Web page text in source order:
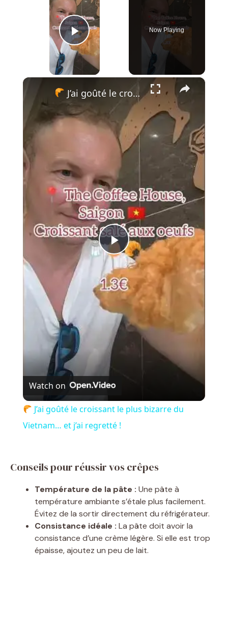
Play Video
Now Playing
×
P
l
a
y
i
e
o
J’ai goûté le croissant le plus bizarre du Vietnam… et j’ai regretté !
Watch on
J’ai goûté le croissant le plus bizarre du
Vietnam… et j’ai regretté !
Conseils pour réussir vos crêpes
Température de la pâte : Une pâte à
température ambiante s’étale plus facilement.
Évitez de la sortir directement du réfrigérateur.
Consistance idéale : La pâte doit avoir la
consistance d’une crème légère. Si elle est trop
épaisse, ajoutez un peu de lait.